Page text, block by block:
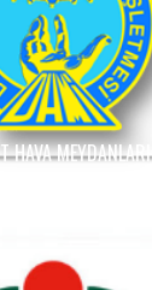
HAVA MEYDANLARI